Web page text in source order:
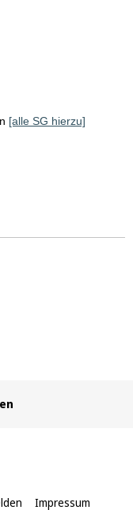
[alle SG hierzu]
Impressum